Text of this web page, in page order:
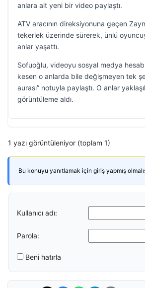
anlara ait yeni bir video paylaştı.
ATV aracının direksiyonuna geçen
tekerlek üzerinde sürerek, ünlü
anlar yaşattı.
Sofuoğlu, videoyu sosyal medya
kesen o anlarda bile değişmeyen tek
aurası” notuyla paylaştı. O anlar
görüntüleme aldı.
1 yazı görüntüleniyor (toplam 1)
Bu konuyu yanıtlamak için giriş yapmış
Kullanıcı adı:
Parola:
Beni hatırla